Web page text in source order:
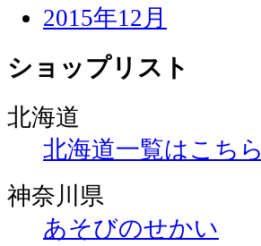
2015年12月
ショップリスト
北海道
北海道一覧はこちら
神奈川県
あそびのせかい